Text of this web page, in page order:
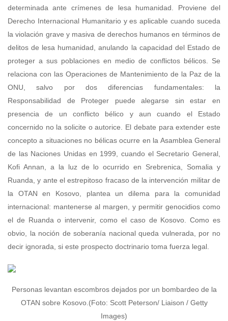
determinada ante crímenes de lesa humanidad. Proviene del
Derecho Internacional Humanitario y es aplicable cuando suceda
la violación grave y masiva de derechos humanos en términos de
delitos de lesa humanidad, anulando la capacidad del Estado de
proteger a sus poblaciones en medio de conflictos bélicos. Se
relaciona con las Operaciones de Mantenimiento de la Paz de la
ONU, salvo por dos diferencias fundamentales: la
Responsabilidad de Proteger puede alegarse sin estar en
presencia de un conflicto bélico y aun cuando el Estado
concernido no la solicite o autorice. El debate para extender este
concepto a situaciones no bélicas ocurre en la Asamblea General
de las Naciones Unidas en 1999, cuando el Secretario General,
Kofi Annan, a la luz de lo ocurrido en Srebrenica, Somalia y
Ruanda, y ante el estrepitoso fracaso de la intervención militar de
la OTAN en Kosovo, plantea un dilema para la comunidad
internacional: mantenerse al margen, y permitir genocidios como
el de Ruanda o intervenir, como el caso de Kosovo. Como es
obvio, la noción de soberanía nacional queda vulnerada, por no
decir ignorada, si este prospecto doctrinario toma fuerza legal.
Personas levantan escombros dejados por un bombardeo de la
OTAN sobre Kosovo.(Foto: Scott Peterson/ Liaison / Getty
Images)